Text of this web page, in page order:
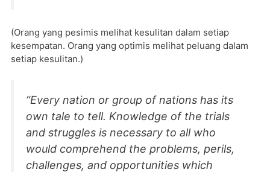
(Orang yang pesimis melihat kesulitan dalam setiap
kesempatan. Orang yang optimis melihat peluang dalam
setiap kesulitan.)
“Every nation or group of nations has its
own tale to tell. Knowledge of the trials
and struggles is necessary to all who
would comprehend the problems, perils,
challenges, and opportunities which